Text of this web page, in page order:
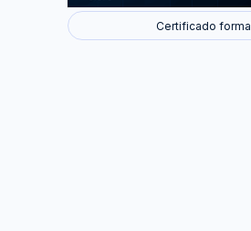
Certificado